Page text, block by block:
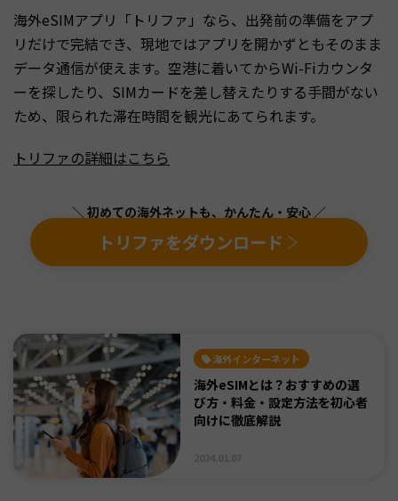
海外eSIMアプリ「トリファ」なら、出発前の準備をアプ
リだけで完結でき、現地ではアプリを開かずともそのまま
データ通信が使えます。空港に着いてからWi-Fiカウンタ
ーを探したり、SIMカードを差し替えたりする手間がない
ため、限られた滞在時間を観光にあてられます。
トリファの詳細はこちら
＼ 初めての海外ネットも、かんたん・安心 ／
トリファをダウンロード
海外インターネット
海外eSIMとは？おすすめの選
び方・料金・設定方法を初心者
向けに徹底解説